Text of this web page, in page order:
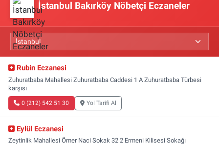
İstanbul Bakırköy Nöbetçi Eczaneler
Rubin Eczanesi
Zuhuratbaba Mahallesi Zuhuratbaba Caddesi 1 A Zuhuratbaba Türbesi
karşısı
0 (212) 542 51 30 Yol Tarifi Al
Eylül Eczanesi
Zeytinlik Mahallesi Ömer Naci Sokak 32 2 Ermeni Kilisesi Sokağı